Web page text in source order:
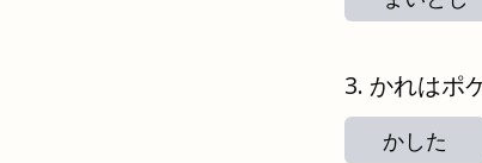
かれはポ
かした